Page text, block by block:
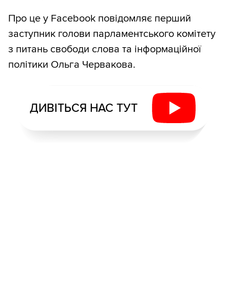
Про це у Facebook повідомляє перший
заступник голови парламентського комітету
з питань свободи слова та інформаційної
політики Ольга Червакова.
ДИВІТЬСЯ НАС ТУТ